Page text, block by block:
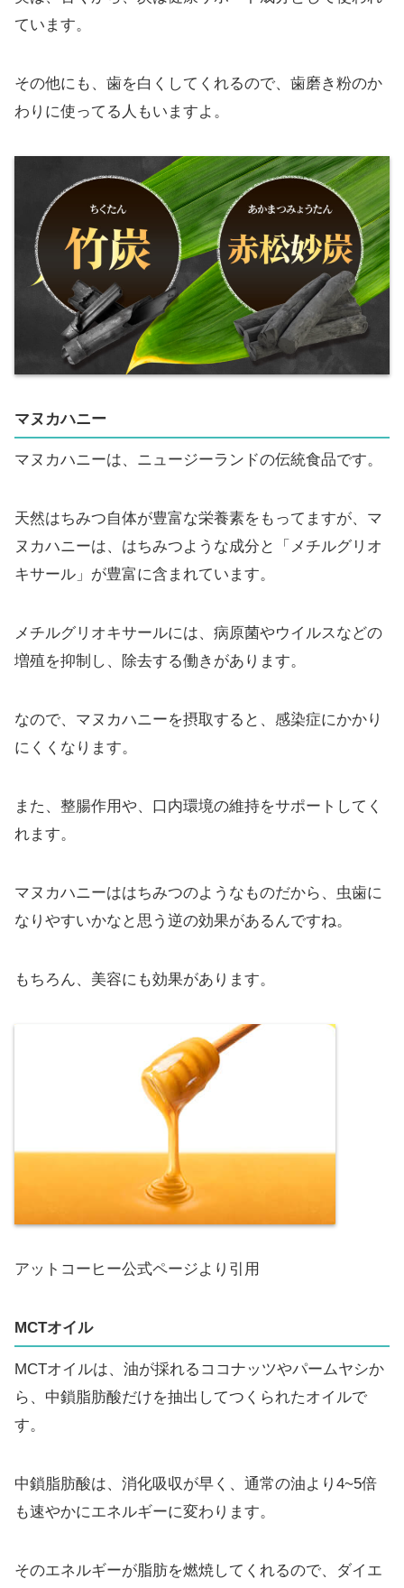
ています。
その他にも、歯を白くしてくれるので、歯磨き粉のか
わりに使ってる人もいますよ。
マヌカハニー
マヌカハニーは、ニュージーランドの伝統食品です。
天然はちみつ自体が豊富な栄養素をもってますが、マ
ヌカハニーは、はちみつような成分と「メチルグリオ
キサール」が豊富に含まれています。
メチルグリオキサールには、病原菌やウイルスなどの
増殖を抑制し、除去する働きがあります。
なので、マヌカハニーを摂取すると、感染症にかかり
にくくなります。
また、整腸作用や、口内環境の維持をサポートしてく
れます。
マヌカハニーははちみつのようなものだから、虫歯に
なりやすいかなと思う逆の効果があるんですね。
もちろん、美容にも効果があります。
アットコーヒー公式ページより引用
MCTオイル
MCTオイルは、油が採れるココナッツやパームヤシか
ら、中鎖脂肪酸だけを抽出してつくられたオイルで
す。
中鎖脂肪酸は、消化吸収が早く、通常の油より4~5倍
も速やかにエネルギーに変わります。
そのエネルギーが脂肪を燃焼してくれるので、ダイエ